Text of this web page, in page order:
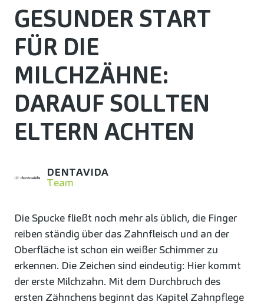
GESUNDER START
FÜR DIE
MILCHZÄHNE:
DARAUF SOLLTEN
ELTERN ACHTEN
DENTAVIDA
Team
Die Spucke fließt noch mehr als üblich, die Finger
reiben ständig über das Zahnfleisch und an der
Oberfläche ist schon ein weißer Schimmer zu
erkennen. Die Zeichen sind eindeutig: Hier kommt
der erste Milchzahn. Mit dem Durchbruch des
ersten Zähnchens beginnt das Kapitel Zahnpflege